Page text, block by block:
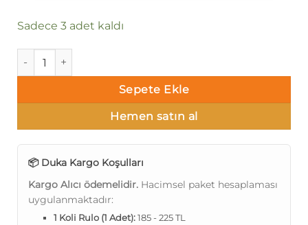
Sadece 3 adet kaldı
Duka Freya dk.27002-8 adet
Sepete Ekle
Hemen satın al
📦 Duka Kargo Koşulları
Kargo Alıcı ödemelidir. Hacimsel paket hesaplaması
uygulanmaktadır:
1 Koli Rulo (1 Adet):185 - 225 TL